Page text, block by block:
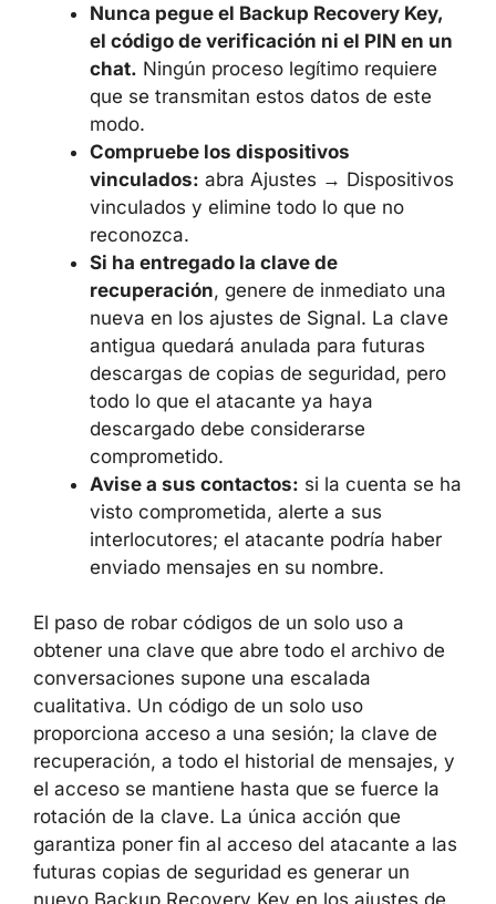
Nunca pegue el Backup Recovery Key,
el código de verificación ni el PIN en un
chat. Ningún proceso legítimo requiere
que se transmitan estos datos de este
modo.
Compruebe los dispositivos
vinculados: abra Ajustes → Dispositivos
vinculados y elimine todo lo que no
reconozca.
Si ha entregado la clave de
recuperación, genere de inmediato una
nueva en los ajustes de Signal. La clave
antigua quedará anulada para futuras
descargas de copias de seguridad, pero
todo lo que el atacante ya haya
descargado debe considerarse
comprometido.
Avise a sus contactos: si la cuenta se ha
visto comprometida, alerte a sus
interlocutores; el atacante podría haber
enviado mensajes en su nombre.
El paso de robar códigos de un solo uso a
obtener una clave que abre todo el archivo de
conversaciones supone una escalada
cualitativa. Un código de un solo uso
proporciona acceso a una sesión; la clave de
recuperación, a todo el historial de mensajes, y
el acceso se mantiene hasta que se fuerce la
rotación de la clave. La única acción que
garantiza poner fin al acceso del atacante a las
futuras copias de seguridad es generar un
nuevo Backup Recovery Key en los ajustes de